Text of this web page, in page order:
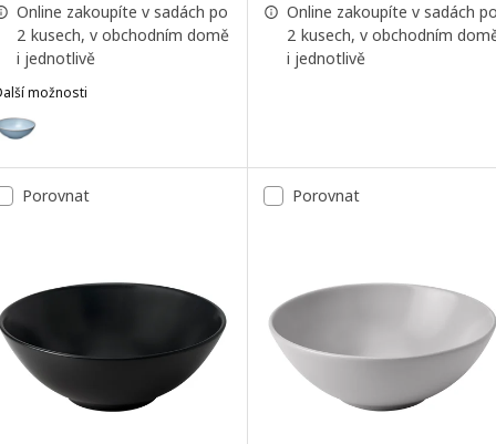
Online zakoupíte v sadách po
2 kusech, v obchodním domě
i jednotlivě
možnosti
FÄRGKLAR, Miska, sv.modrá, 16 cm
FÄRGKLAR, Miska, fialová, 16 cm
Online zakoupíte v sadách
2 kusech, v obchodním
i jednotlivě
Porovnat Porovnat